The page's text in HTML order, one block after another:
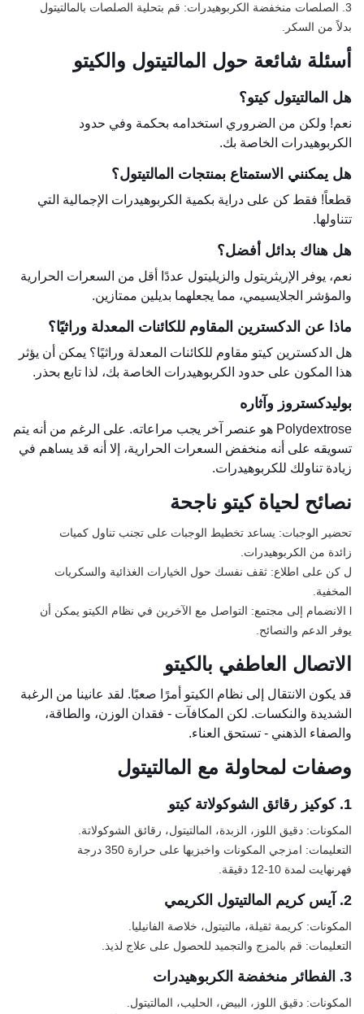
3. الصلصات منخفضة الكربوهيدرات: قم بتحلية الصلصات بالمالتيتول
بدلاً من السكر.
أسئلة شائعة حول المالتيتول والكيتو
هل المالتيتول كيتو؟
نعم! ولكن من الضروري استخدامه بحكمة وفي حدود
الكربوهيدرات الخاصة بك.
هل يمكنني الاستمتاع بمنتجات المالتيتول؟
قطعاً! فقط كن على دراية بكمية الكربوهيدرات الإجمالية التي
تتناولها.
هل هناك بدائل أفضل؟
نعم، يوفر الإريثريتول والزيليتول عددًا أقل من السعرات الحرارية
والمؤشر الجلايسيمي، مما يجعلهما بديلين ممتازين.
ماذا عن الدكسترين المقاوم للكائنات المعدلة وراثيًا؟
هل الدكسترين كيتو مقاوم للكائنات المعدلة وراثيًا؟ يمكن أن يؤثر
هذا المكون على حدود الكربوهيدرات الخاصة بك، لذا تابع بحذر.
بوليدكستروز وآثاره
Polydextrose هو عنصر آخر يجب مراعاته. على الرغم من أنه يتم
تسويقه على أنه منخفض السعرات الحرارية، إلا أنه قد يساهم في
زيادة تناولك للكربوهيدرات.
نصائح لحياة كيتو ناجحة
تحضير الوجبات: يساعد تخطيط الوجبات على تجنب تناول كميات
زائدة من الكربوهيدرات.
ل كن على اطلاع: ثقف نفسك حول الخيارات الغذائية والسكريات
المخفية.
l الانضمام إلى مجتمع: التواصل مع الآخرين في نظام الكيتو يمكن أن
يوفر الدعم والنصائح.
الاتصال العاطفي بالكيتو
قد يكون الانتقال إلى نظام الكيتو أمرًا صعبًا. لقد عانينا من الرغبة
الشديدة والنكسات. لكن المكافآت - فقدان الوزن، والطاقة،
والصفاء الذهني - تستحق العناء.
وصفات لمحاولة مع المالتيتول
1. كوكيز رقائق الشوكولاتة كيتو
المكونات: دقيق اللوز، الزبدة، المالتيتول، رقائق الشوكولاتة.
التعليمات: امزجي المكونات واخبزيها على حرارة 350 درجة
فهرنهايت لمدة 10-12 دقيقة.
2. آيس كريم المالتيتول الكريمي
المكونات: كريمة ثقيلة، مالتيتول، خلاصة الفانيليا.
التعليمات: قم بالمزج والتجميد للحصول على علاج لذيذ.
3. الفطائر منخفضة الكربوهيدرات
المكونات: دقيق اللوز، البيض، الحليب، المالتيتول.